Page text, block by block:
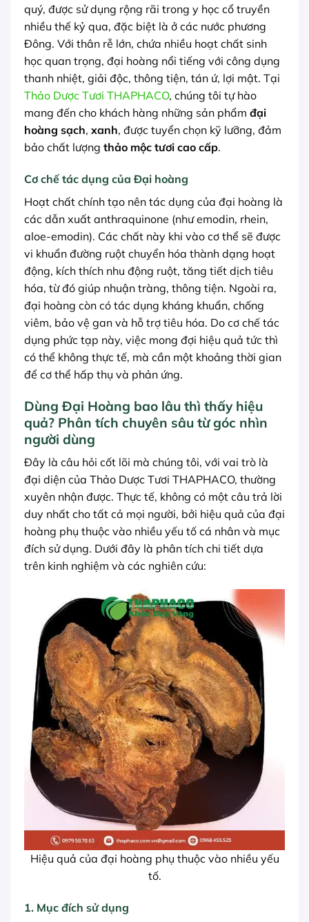
quý, được sử dụng rộng rãi trong y học cổ truyền
nhiều thế kỷ qua, đặc biệt là ở các nước phương
Đông. Với thân rễ lớn, chứa nhiều hoạt chất sinh
học quan trọng, đại hoàng nổi tiếng với công dụng
thanh nhiệt, giải độc, thông tiện, tán ứ, lợi mật. Tại
Thảo Dược Tươi THAPHACO, chúng tôi tự hào
mang đến cho khách hàng những sản phẩm đại
hoàng sạch, xanh, được tuyển chọn kỹ lưỡng, đảm
bảo chất lượng thảo mộc tươi cao cấp.
Cơ chế tác dụng của Đại hoàng
Hoạt chất chính tạo nên tác dụng của đại hoàng là
các dẫn xuất anthraquinone (như emodin, rhein,
aloe-emodin). Các chất này khi vào cơ thể sẽ được
vi khuẩn đường ruột chuyển hóa thành dạng hoạt
động, kích thích nhu động ruột, tăng tiết dịch tiêu
hóa, từ đó giúp nhuận tràng, thông tiện. Ngoài ra,
đại hoàng còn có tác dụng kháng khuẩn, chống
viêm, bảo vệ gan và hỗ trợ tiêu hóa. Do cơ chế tác
dụng phức tạp này, việc mong đợi hiệu quả tức thì
có thể không thực tế, mà cần một khoảng thời gian
để cơ thể hấp thụ và phản ứng.
Dùng Đại Hoàng bao lâu thì thấy hiệu
quả? Phân tích chuyên sâu từ góc nhìn
người dùng
Đây là câu hỏi cốt lõi mà chúng tôi, với vai trò là
đại diện của Thảo Dược Tươi THAPHACO, thường
xuyên nhận được. Thực tế, không có một câu trả lời
duy nhất cho tất cả mọi người, bởi hiệu quả của đại
hoàng phụ thuộc vào nhiều yếu tố cá nhân và mục
đích sử dụng. Dưới đây là phân tích chi tiết dựa
trên kinh nghiệm và các nghiên cứu:
Hiệu quả của đại hoàng phụ thuộc vào nhiều yếu
tố.
1. Mục đích sử dụng